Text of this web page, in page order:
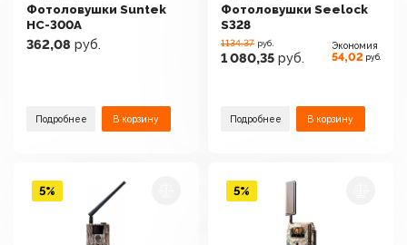
Фотоловушки Suntek
HC-300A
362,08 руб.
Подробнее В корзину
Фотоловушки Seelock
S328
1134.37 руб.
1 080,35 руб.
Экономия
54,02 руб.
Подробнее В корзину
5% 5%